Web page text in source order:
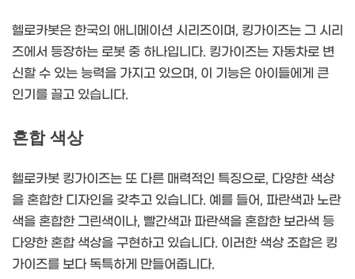
헬로카봇은 한국의 애니메이션 시리즈이며, 킹가이즈는 그 시리
즈에서 등장하는 로봇 중 하나입니다. 킹가이즈는 자동차로 변
신할 수 있는 능력을 가지고 있으며, 이 기능은 아이들에게 큰
인기를 끌고 있습니다.
혼합 색상
헬로카봇 킹가이즈는 또 다른 매력적인 특징으로, 다양한 색상
을 혼합한 디자인을 갖추고 있습니다. 예를 들어, 파란색과 노란
색을 혼합한 그린색이나, 빨간색과 파란색을 혼합한 보라색 등
다양한 혼합 색상을 구현하고 있습니다. 이러한 색상 조합은 킹
가이즈를 보다 독특하게 만들어줍니다.